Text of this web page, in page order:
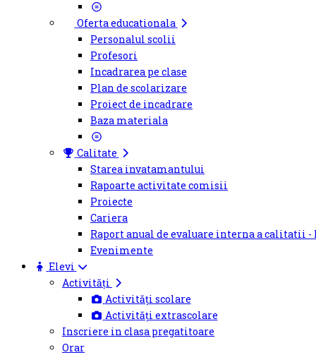
Oferta educationala
Personalul scolii
Profesori
Incadrarea pe clase
Plan de scolarizare
Proiect de incadrare
Baza materiala
Calitate
Starea invatamantului
Rapoarte activitate comisii
Proiecte
Cariera
Raport anual de evaluare interna a calitatii -
Evenimente
Elevi
Activități
Activități scolare
Activități extrascolare
Inscriere in clasa pregatitoare
Orar